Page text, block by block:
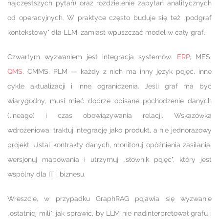
najczęstszych pytań) oraz rozdzielenie zapytań analitycznych
od operacyjnych. W praktyce często buduje się też „podgraf
kontekstowy" dla LLM, zamiast wpuszczać model w cały graf.
Czwartym wyzwaniem jest integracja systemów: ERP, MES,
QMS, CMMS, PLM — każdy z nich ma inny język pojęć, inne
cykle aktualizacji i inne ograniczenia. Jeśli graf ma być
wiarygodny, musi mieć dobrze opisane pochodzenie danych
(lineage) i czas obowiązywania relacji. Wskazówka
wdrożeniowa: traktuj integrację jako produkt, a nie jednorazowy
projekt. Ustal kontrakty danych, monitoruj opóźnienia zasilania,
wersjonuj mapowania i utrzymuj „słownik pojęć", który jest
wspólny dla IT i biznesu.
Wreszcie, w przypadku GraphRAG pojawia się wyzwanie
„ostatniej mili": jak sprawić, by LLM nie nadinterpretował grafu i